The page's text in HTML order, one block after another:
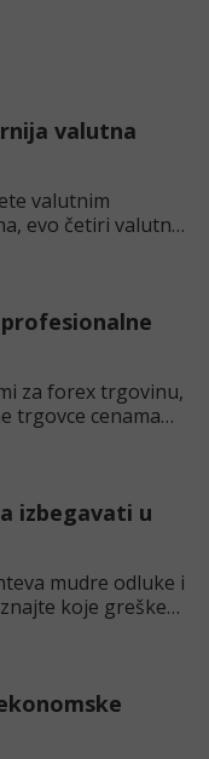
valutna
valutnim
evo četiri valutna
za forex trgovinu,
trgovce cenama
izbegavati u
mudre odluke i
koje greške